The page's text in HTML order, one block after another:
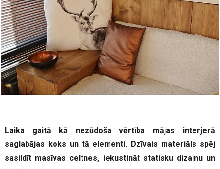
Laika gaitā kā nezūdoša vērtība mājas interjerā
saglabājas koks un tā elementi. Dzīvais materiāls spēj
sasildīt masīvas celtnes, iekustināt statisku dizainu un